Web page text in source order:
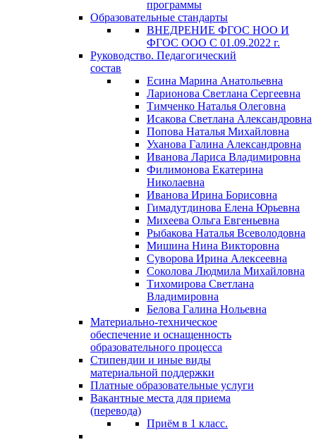
программы
Образовательные стандарты
ВНЕДРЕНИЕ ФГОС НОО И
ФГОС ООО С 01.09.2022 г.
Руководство. Педагогический
состав
Есина Марина Анатольевна
Ларионова Светлана Сергеевна
Тимченко Наталья Олеговна
Исакова Светлана Александровна
Попова Наталья Михайловна
Уханова Галина Александровна
Иванова Лариса Владимировна
Филимонова Екатерина
Николаевна
Иванова Ирина Борисовна
Гимадутдинова Елена Юрьевна
Михеева Ольга Евгеньевна
Рыбакова Наталья Всеволодовна
Мишина Нина Викторовна
Суворова Ирина Алексеевна
Соколова Людмила Михайловна
Тихомирова Светлана
Владимировна
Белова Галина Нольевна
Материально-техническое
обеспечение и оснащенность
образовательного процесса
Стипендии и иные виды
материальной поддержки
Платные образовательные услуги
Вакантные места для приема
(перевода)
Приём в 1 класс.